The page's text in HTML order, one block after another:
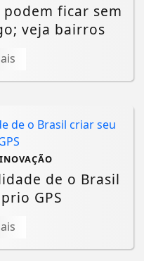
podem ficar sem
veja bairros
de o Brasil
GPS